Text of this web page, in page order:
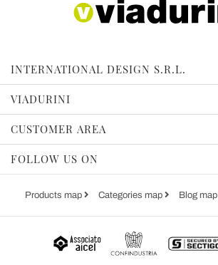
INTERNATIONAL DESIGN S.R.L.
VIADURINI
CUSTOMER AREA
FOLLOW US ON
Products map Categories map Blog map